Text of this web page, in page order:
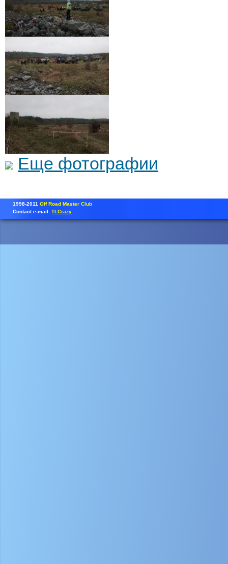
Еще фотографии
1998-2011 Off Road Master Club
Contact e-mail: TLCrazy